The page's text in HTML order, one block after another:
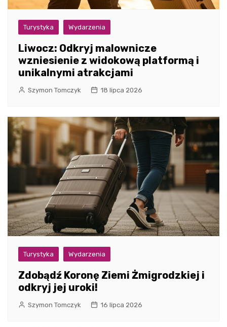
Turystyka Wydarzenia
Liwocz: Odkryj malownicze
wzniesienie z widokową platformą i
unikalnymi atrakcjami
Szymon Tomczyk 18 lipca 2026
Turystyka Wydarzenia
Zdobądź Koronę Ziemi Żmigrodzkiej i
odkryj jej uroki!
Szymon Tomczyk 16 lipca 2026